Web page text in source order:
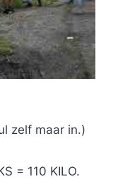
zelf maar in.)
= 110 KILO.